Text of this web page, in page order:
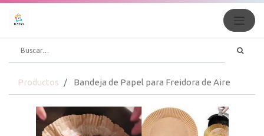
Productos Bandeja de Papel para Freidora de Aire